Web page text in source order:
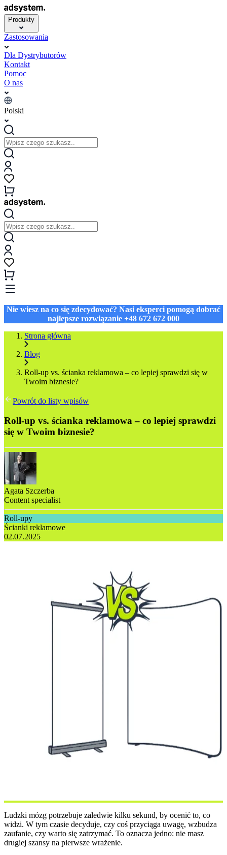
Produkty
Zastosowania
Dla Dystrybutorów
Kontakt
Pomoc
O nas
Polski
Nie wiesz na co się zdecydować? Nasi eksperci pomogą dobrać
najlepsze rozwiązanie +48 672 672 000
Strona główna
Blog
Roll‑up vs. ścianka reklamowa – co lepiej sprawdzi się w
Twoim biznesie?
Powrót do listy wpisów
Roll‑up vs. ścianka reklamowa – co lepiej sprawdzi
się w Twoim biznesie?
Agata Szczerba
Content specialist
Roll-upy
Ścianki reklamowe
02.07.2025
Ludzki mózg potrzebuje zaledwie kilku sekund, by ocenić to, co
widzi. W tym czasie decyduje, czy coś przyciąga uwagę, wzbudza
zaufanie, czy warto się zatrzymać. To oznacza jedno: nie masz
drugiej szansy na pierwsze wrażenie.